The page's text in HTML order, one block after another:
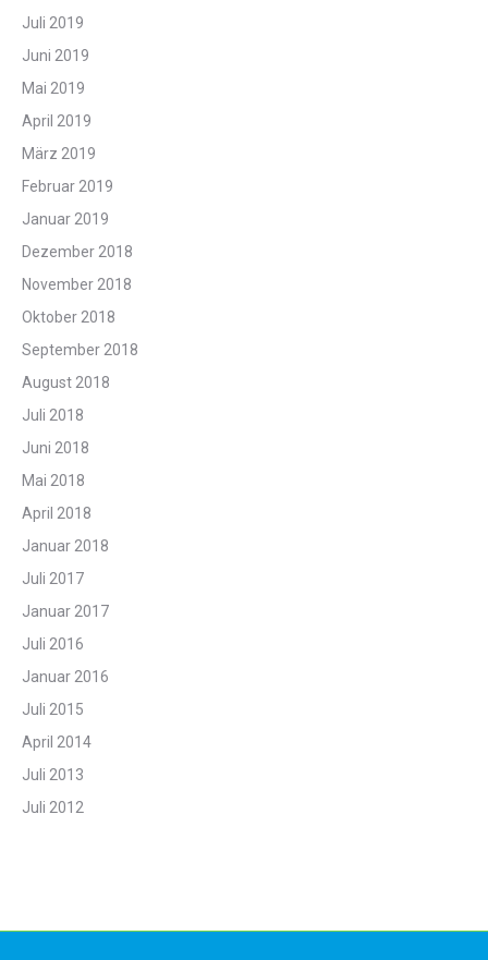
Juli 2019
Juni 2019
Mai 2019
April 2019
März 2019
Februar 2019
Januar 2019
Dezember 2018
November 2018
Oktober 2018
September 2018
August 2018
Juli 2018
Juni 2018
Mai 2018
April 2018
Januar 2018
Juli 2017
Januar 2017
Juli 2016
Januar 2016
Juli 2015
April 2014
Juli 2013
Juli 2012